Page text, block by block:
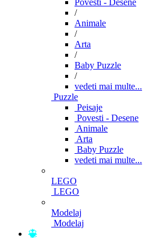
/
Animale
/
Arta
/
Baby Puzzle
/
vedeti mai multe...
Puzzle
Peisaje
Povesti - Desene
Animale
Arta
Baby Puzzle
vedeti mai multe...
LEGO
LEGO
Modelaj
Modelaj